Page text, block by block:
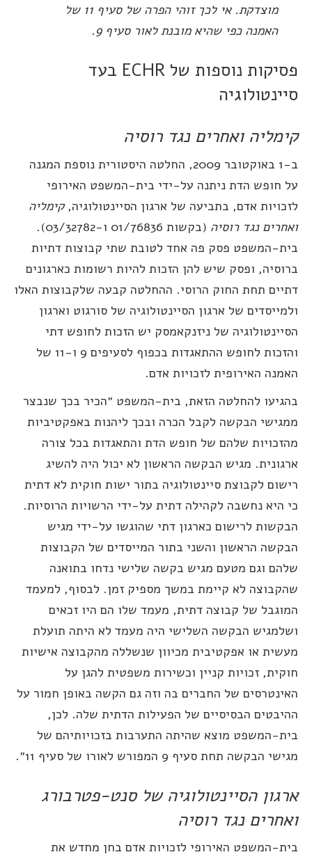
מוצדקת. אי לכך זוהי הפרה של סעיף 11 של
האמנה כפי שהיא מובנת לאור סעיף 9.
פסיקות נוספות של ECHR בעד
ואחרים נגד רוסיה
ב-1 באוקטובר 2009, החלטה היסטורית נוספת המגנה
חופש הדת ניתנה על-ידי בית-המשפט האירופי
אדם, בתביעה של ארגון הסיינטולוגיה,קימליה
נגד רוסיה
(בקשות 01/76836 ו-03/32782).
המשפט פסק פה אחד לטובת שתי קבוצות דתיות
ופסק שיש להן הזכות להיות רשומות כארגונים
תחת החוק הרוסי. ההחלטה קבעה שלקבוצות האלו
של ארגון הסיינטולוגיה של סורגוט וארגון
של ניזנקאמסק יש הזכות לחופש דתי
והזכות לחופש ההתאגדות בכפוף לסעיפים 9 ו-11 של
האירופית לזכויות אדם.
להחלטה הזאת, בית-המשפט ״הכיר בכך שנבצר
הבקשה לקבל הכרה ובכך ליהנות באפקטיביות
שלהם של חופש הדת והתאגדות בכל צורה
מגיש הבקשה הראשון לא יכול היה להשיג
לקבוצת סיינטולוגיה בתור ישות חוקית לא דתית
היא נחשבה לקהילה דתית על-ידי הרשויות הרוסיות.
לרישום כארגון דתי שהוגשו על-ידי מגיש
הראשון והשני בתור המייסדים של הקבוצות
וגם מטעם מגיש בקשה שלישי נדחו בתואנה
לא קיימת במשך מספיק זמן. לבסוף, למעמד
של קבוצה דתית, מעמד שלו הם היו זכאים
הבקשה השלישי היה מעמד לא היתה תועלת
או אפקטיבית מכיוון שנשללה מהקבוצה אישיות
זכויות קניין וכשירות משפטית להגן על
של החברים בה וזה גם הקשה באופן חמור על
הבסיסיים של הפעילות הדתית שלה. לכן,
המשפט מוצא שהיתה התערבות בזכויותיהם של
הבקשה תחת סעיף 9 המפורש לאורו של סעיף 11״.
הסיינטולוגיה של סנט-פטרבורג
נגד רוסיה
המשפט האירופי לזכויות אדם בחן מחדש את